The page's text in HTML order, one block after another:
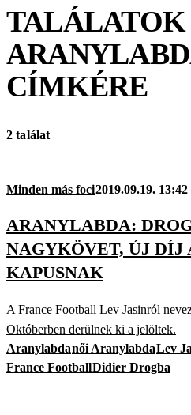
TALÁLATOK
CÍMKÉRE
2 találat
Minden más foci2019.09.19. 13:42
ARANYLABDA:
NAGYKÖVET, ÚJ DÍJ
KAPUSNAK
A France Football Lev Jasinról
Októberben derülnek ki a jelöltek.
Aranylabdanői AranylabdaLev
France FootballDidier Drogba